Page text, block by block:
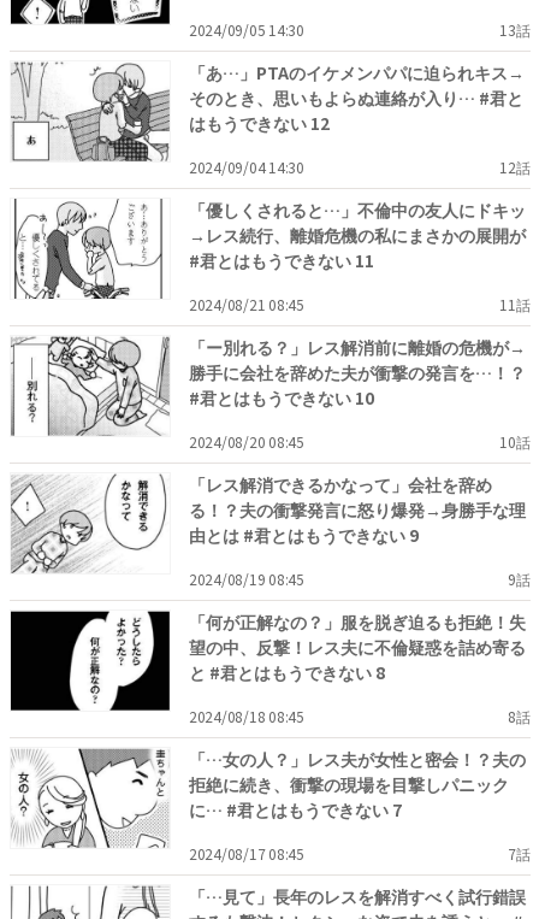
2024/09/05 14:30 13話
「あ…」PTAのイケメンパパに迫られキス→
そのとき、思いもよらぬ連絡が入り… #君と
はもうできない 12
2024/09/04 14:30 12話
「優しくされると…」不倫中の友人にドキッ
→レス続行、離婚危機の私にまさかの展開が
#君とはもうできない 11
2024/08/21 08:45 11話
「ー別れる？」レス解消前に離婚の危機が→
勝手に会社を辞めた夫が衝撃の発言を…！？
#君とはもうできない 10
2024/08/20 08:45 10話
「レス解消できるかなって」会社を辞め
る！？夫の衝撃発言に怒り爆発→身勝手な理
由とは #君とはもうできない 9
2024/08/19 08:45 9話
「何が正解なの？」服を脱ぎ迫るも拒絶！失
望の中、反撃！レス夫に不倫疑惑を詰め寄る
と #君とはもうできない 8
2024/08/18 08:45 8話
「…女の人？」レス夫が女性と密会！？夫の
拒絶に続き、衝撃の現場を目撃しパニック
に… #君とはもうできない 7
2024/08/17 08:45 7話
「…見て」長年のレスを解消すべく試行錯誤